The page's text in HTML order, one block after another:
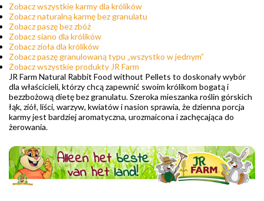
Zobacz wszystkie karmy dla królików
Zobacz naturalną karmę bez granulatu
Zobacz paszę bez zbóż
Zobacz siano dla królików
Zobacz zioła dla królików
Zobacz paszę granulowaną typu „wszystko w jednym”
Zobacz wszystkie produkty JR Farm
JR Farm Natural Rabbit Food without Pellets to doskonały wybór
dla właścicieli, którzy chcą zapewnić swoim królikom bogatą i
bezzbożową dietę bez granulatu. Szeroka mieszanka roślin górskich
łąk, ziół, liści, warzyw, kwiatów i nasion sprawia, że dzienna porcja
karmy jest bardziej aromatyczna, urozmaicona i zachęcająca do
żerowania.